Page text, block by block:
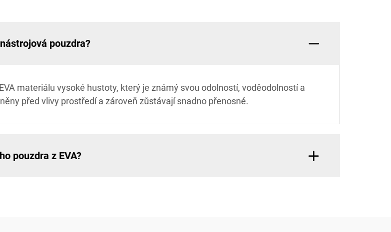
pouzdra?
materiálu vysoké hustoty, který je známý svou odolností, voděodolností a
před vlivy prostředí a zároveň zůstávají snadno přenosné.
pouzdra z EVA?